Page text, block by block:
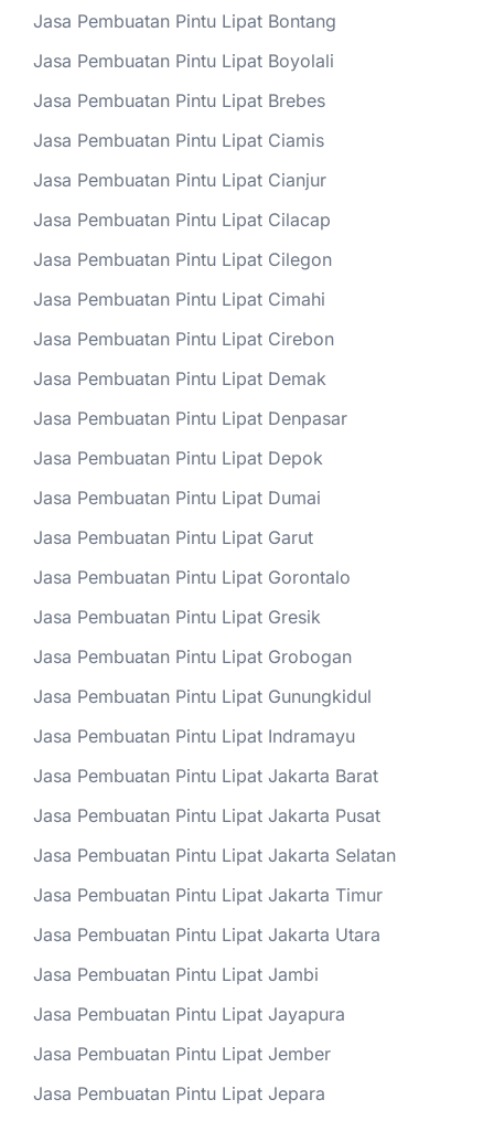
Jasa Pembuatan Pintu Lipat Bontang
Jasa Pembuatan Pintu Lipat Boyolali
Jasa Pembuatan Pintu Lipat Brebes
Jasa Pembuatan Pintu Lipat Ciamis
Jasa Pembuatan Pintu Lipat Cianjur
Jasa Pembuatan Pintu Lipat Cilacap
Jasa Pembuatan Pintu Lipat Cilegon
Jasa Pembuatan Pintu Lipat Cimahi
Jasa Pembuatan Pintu Lipat Cirebon
Jasa Pembuatan Pintu Lipat Demak
Jasa Pembuatan Pintu Lipat Denpasar
Jasa Pembuatan Pintu Lipat Depok
Jasa Pembuatan Pintu Lipat Dumai
Jasa Pembuatan Pintu Lipat Garut
Jasa Pembuatan Pintu Lipat Gorontalo
Jasa Pembuatan Pintu Lipat Gresik
Jasa Pembuatan Pintu Lipat Grobogan
Jasa Pembuatan Pintu Lipat Gunungkidul
Jasa Pembuatan Pintu Lipat Indramayu
Jasa Pembuatan Pintu Lipat Jakarta Barat
Jasa Pembuatan Pintu Lipat Jakarta Pusat
Jasa Pembuatan Pintu Lipat Jakarta Selatan
Jasa Pembuatan Pintu Lipat Jakarta Timur
Jasa Pembuatan Pintu Lipat Jakarta Utara
Jasa Pembuatan Pintu Lipat Jambi
Jasa Pembuatan Pintu Lipat Jayapura
Jasa Pembuatan Pintu Lipat Jember
Jasa Pembuatan Pintu Lipat Jepara